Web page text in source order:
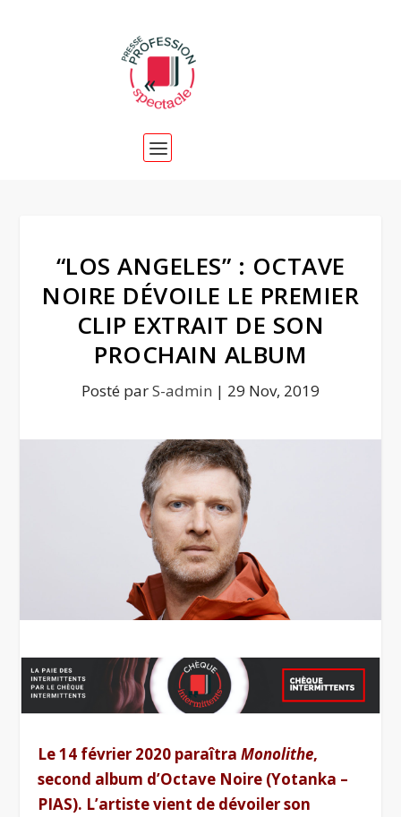
“LOS ANGELES” : OCTAVE
NOIRE DÉVOILE LE PREMIER
CLIP EXTRAIT DE SON
PROCHAIN ALBUM
Posté parS-admin | 29 Nov, 2019
Le 14 février 2020 paraîtraMonolithe,
second album d’Octave Noire (Yotanka –
PIAS). L’artiste vient de dévoiler son